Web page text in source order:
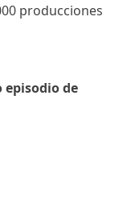
producciones
episodio de